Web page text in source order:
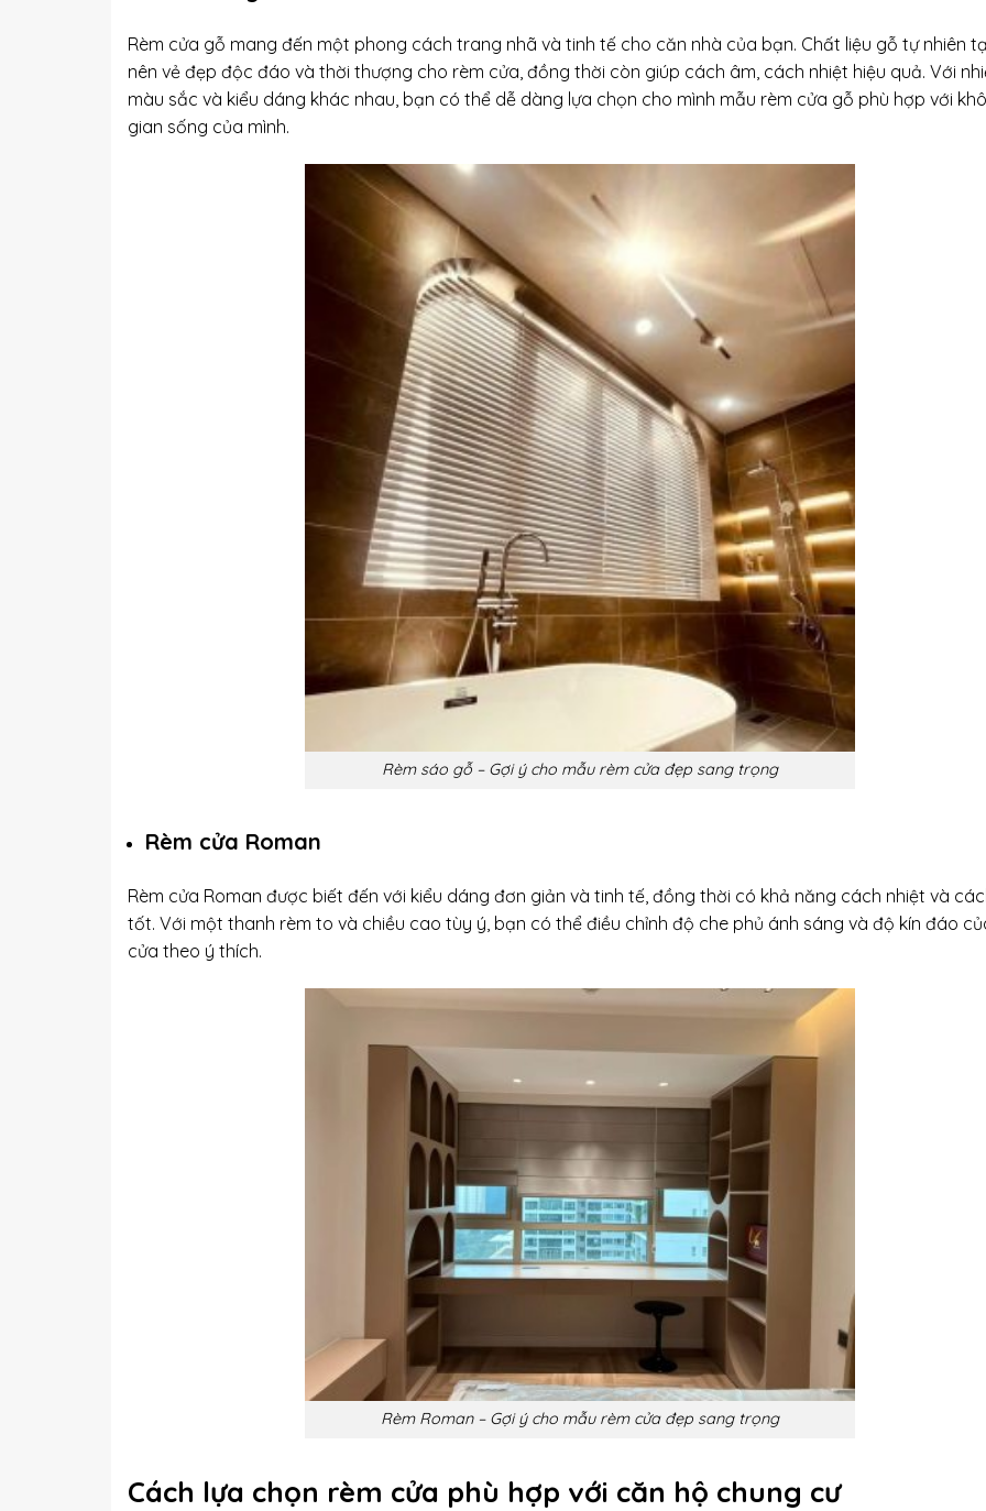
Rèm cửa gỗ mang đến một phong cách trang nhã và tinh tế cho căn nhà của bạn. Chất liệu gỗ tự nhiên
nên vẻ đẹp độc đáo và thời thượng cho rèm cửa, đồng thời còn giúp cách âm, cách nhiệt hiệu quả. Với
màu sắc và kiểu dáng khác nhau, bạn có thể dễ dàng lựa chọn cho mình mẫu rèm cửa gỗ phù hợp với
gian sống của mình.
Rèm sáo gỗ – Gợi ý cho mẫu rèm cửa đẹp sang trọng
Rèm cửa Roman
Rèm cửa Roman được biết đến với kiểu dáng đơn giản và tinh tế, đồng thời có khả năng cách nhiệt và
tốt. Với một thanh rèm to và chiều cao tùy ý, bạn có thể điều chỉnh độ che phủ ánh sáng và độ kín đáo
cửa theo ý thích.
Rèm Roman – Gợi ý cho mẫu rèm cửa đẹp sang trọng
Cách lựa chọn rèm cửa phù hợp với căn hộ chung cư